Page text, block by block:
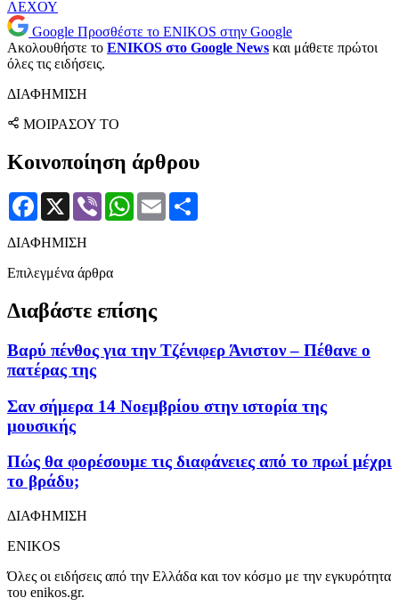
ΛΕΧΟΥ
Google Προσθέστε το ENIKOS στην Google
Ακολουθήστε το ENIKOS στο Google News και μάθετε πρώτοι
όλες τις ειδήσεις.
ΔΙΑΦΗΜΙΣΗ
ΜΟΙΡΑΣΟΥ ΤΟ
Κοινοποίηση άρθρου
Facebook
X Viber WhatsApp
Email
ΔΙΑΦΗΜΙΣΗ
Επιλεγμένα άρθρα
Διαβάστε επίσης
Βαρύ πένθος για την Τζένιφερ Άνιστον – Πέθανε ο
πατέρας της
Σαν σήμερα 14 Νοεμβρίου στην ιστορία της
μουσικής
Πώς θα φορέσουμε τις διαφάνειες από το πρωί μέχρι
το βράδυ;
ΔΙΑΦΗΜΙΣΗ
ENIKOS
Όλες οι ειδήσεις από την Ελλάδα και τον κόσμο με την εγκυρότητα
του enikos.gr.